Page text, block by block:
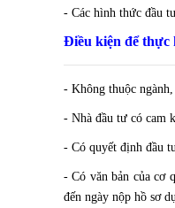
- Các hình thức đầu
Điều kiện để thực
- Không thuộc
- Nhà đầu tư có cam
- Có quyết định đầu
- Có văn bản của cơ
đến ngày nộp hồ sơ